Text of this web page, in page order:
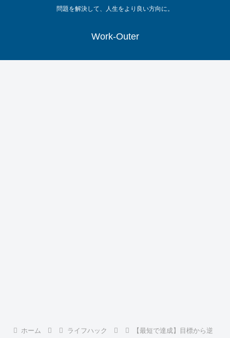
問題を解決して、人生をより良い方向に。
Work-Outer
ホーム ライフハック
【最短で達成】目標から逆